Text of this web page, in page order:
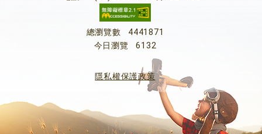
總瀏覽數
4441871
今日瀏覽
6132
隱私權保護政策